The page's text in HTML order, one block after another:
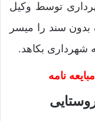
توسط وکیل
بدون سند را میسر
شهرداری بکاهد.
نامه